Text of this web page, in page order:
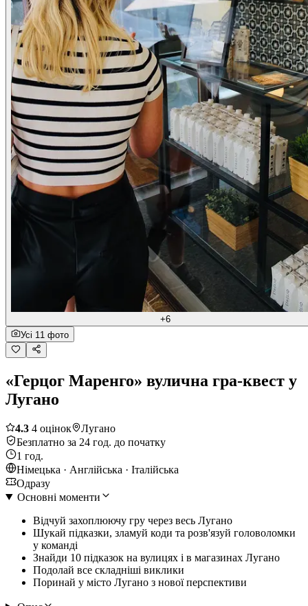
+6
Усі 11 фото
«Герцог Маренго» вулична гра-квест у
Лугано
4.3 4 оцінок
Лугано
Безплатно за 24 год. до початку
1 год.
Німецька · Англійська · Італійська
Одразу
Основні моменти
Відчуй захоплюючу гру через весь Лугано
Шукай підказки, зламуй коди та розв'язуй головоломки
у команді
Знайди 10 підказок на вулицях і в магазинах Лугано
Подолай все складніші виклики
Поринай у місто Лугано з нової перспективи